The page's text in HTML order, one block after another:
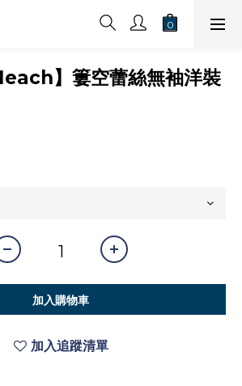
】簍空蕾絲無袖洋裝
加入購物車
加入追蹤清單